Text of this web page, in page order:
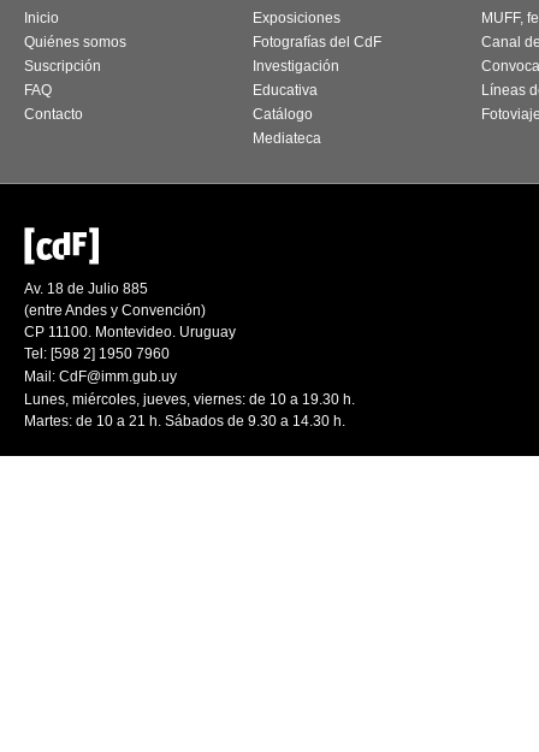
Inicio
Quiénes somos
Suscripción
FAQ
Contacto
Exposiciones
Fotografías del CdF
Investigación
Educativa
Catálogo
Mediateca
MUFF,
Canal
Líneas
Av. 18 de Julio 885
(entre Andes y Convención)
CP 11100. Montevideo. Uruguay
Tel: [598 2] 1950 7960
Mail: CdF@imm.gub.uy
Lunes, miércoles, jueves, viernes: de 10 a 19.30 h.
Martes: de 10 a 21 h. Sábados de 9.30 a 14.30 h.